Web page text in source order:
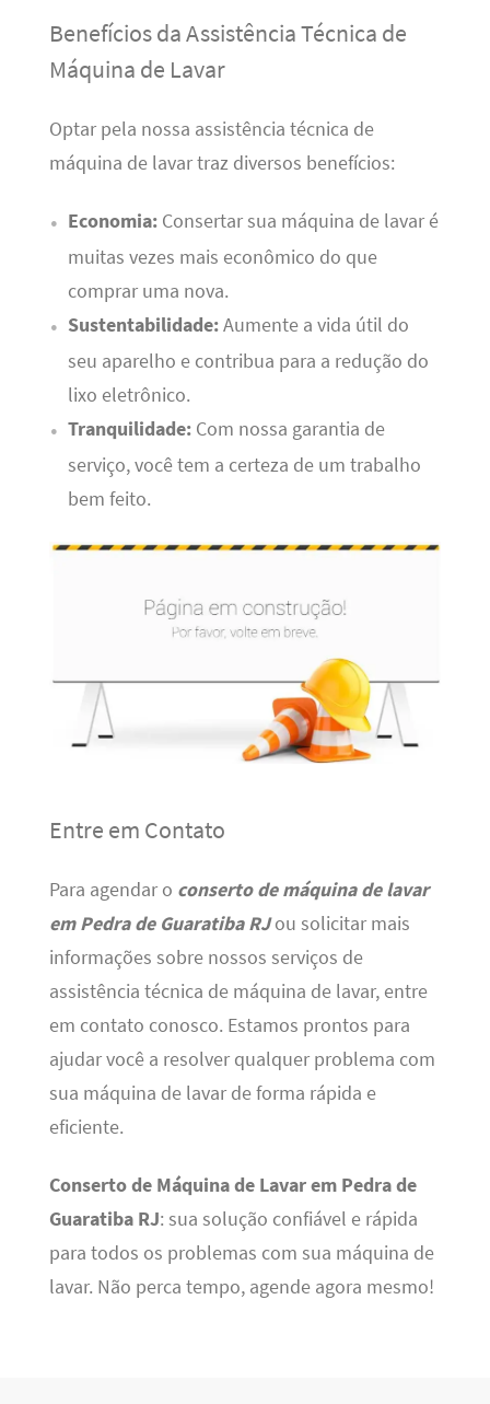
Benefícios da Assistência Técnica de
Máquina de Lavar
Optar pela nossa assistência técnica de
máquina de lavar traz diversos benefícios:
Economia:Consertar sua máquina de lavar é
muitas vezes mais econômico do que
comprar uma nova.
Sustentabilidade:Aumente a vida útil do
seu aparelho e contribua para a redução do
lixo eletrônico.
Tranquilidade:Com nossa garantia de
serviço, você tem a certeza de um trabalho
bem feito.
Entre em Contato
Para agendar o conserto de máquina de lavar
em Pedra de Guaratiba RJou solicitar mais
informações sobre nossos serviços de
assistência técnica de máquina de lavar, entre
em contato conosco. Estamos prontos para
ajudar você a resolver qualquer problema com
sua máquina de lavar de forma rápida e
eficiente.
Conserto de Máquina de Lavar em Pedra de
Guaratiba RJ: sua solução confiável e rápida
para todos os problemas com sua máquina de
lavar. Não perca tempo, agende agora mesmo!